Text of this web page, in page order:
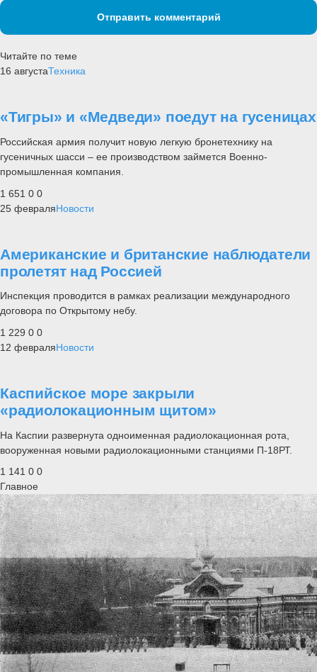
Отправить комментарий
Читайте по теме
16 августаТехника
«Тигры» и «Медведи» поедут на гусеницах
Российская армия получит новую легкую бронетехнику на
гусеничных шасси – ее производством займется Военно-
промышленная компания.
1 651 0 0
25 февраляНовости
Американские и британские наблюдатели
пролетят над Россией
Инспекция проводится в рамках реализации международного
договора по Открытому небу.
1 229 0 0
12 февраляНовости
Каспийское море закрыли
«радиолокационным щитом»
На Каспии развернута одноименная радиолокационная рота,
вооруженная новыми радиолокационными станциями П-18РТ.
1 141 0 0
Главное